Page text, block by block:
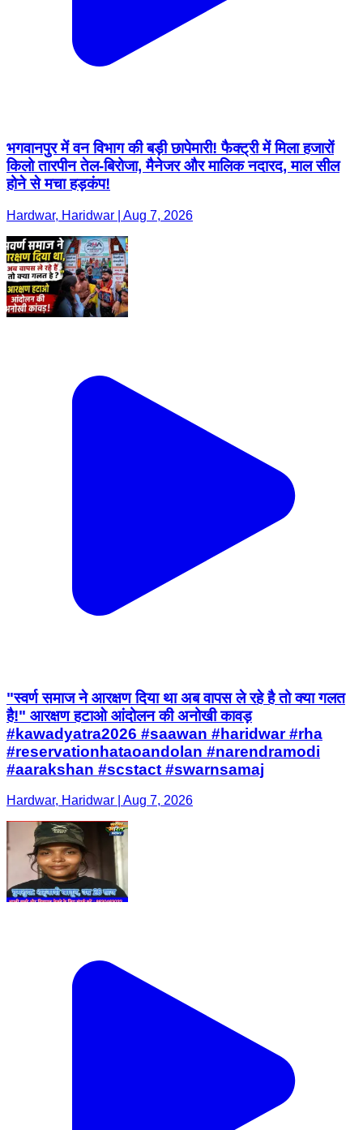
भगवानपुर में वन विभाग की बड़ी छापेमारी! फैक्ट्री में मिला हजारों
किलो तारपीन तेल-बिरोजा, मैनेजर और मालिक नदारद, माल सील
होने से मचा हड़कंप!
Hardwar, Haridwar | Aug 7, 2026
"स्वर्ण समाज ने आरक्षण दिया था अब वापस ले रहे है तो क्या गलत
है!" आरक्षण हटाओ आंदोलन की अनोखी कावड़
#kawadyatra2026 #saawan #haridwar #rha
#reservationhataoandolan #narendramodi
#aarakshan #scstact #swarnsamaj
Hardwar, Haridwar | Aug 7, 2026